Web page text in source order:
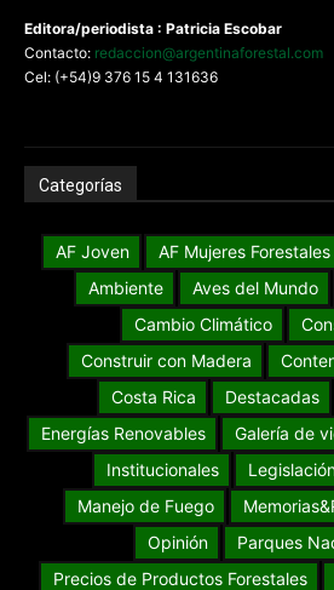
Editora/periodista : Patricia Escobar
Contacto: redaccion@argentinaforestal.com
Cel: (+54)9 376 15 4 131636
Categorías
AF Joven AF Mujeres Forestales
Ambiente
Aves del Mundo
Cambio Climático
Construir con Madera
Costa Rica
Destacadas
Energías Renovables
Galería de
Institucionales
Manejo de Fuego
Opinión
Parques
Precios de Productos Forestales